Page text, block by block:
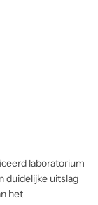
laboratorium
duidelijke uitslag
het